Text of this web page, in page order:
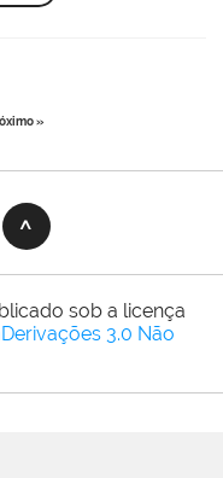
»
sob a licença
3.0 Não